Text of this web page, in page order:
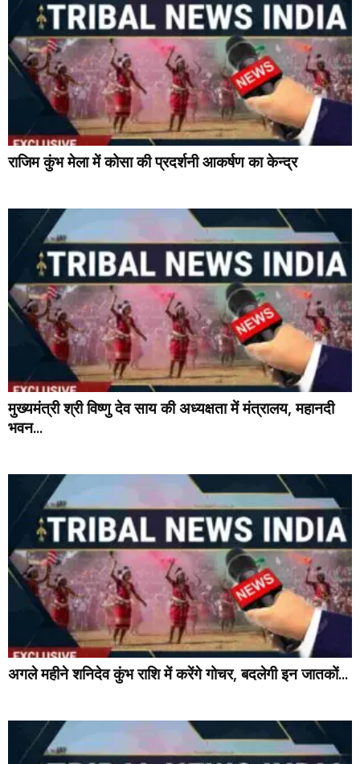
राजिम कुंभ मेला में कोसा की प्रदर्शनी आकर्षण का केन्द्र
मुख्यमंत्री श्री विष्णु देव साय की अध्यक्षता में मंत्रालय, महानदी
भवन...
अगले महीने शनिदेव कुंभ राशि में करेंगे गोचर, बदलेगी इन जातकों...